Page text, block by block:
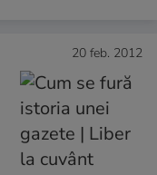
20 feb. 2012